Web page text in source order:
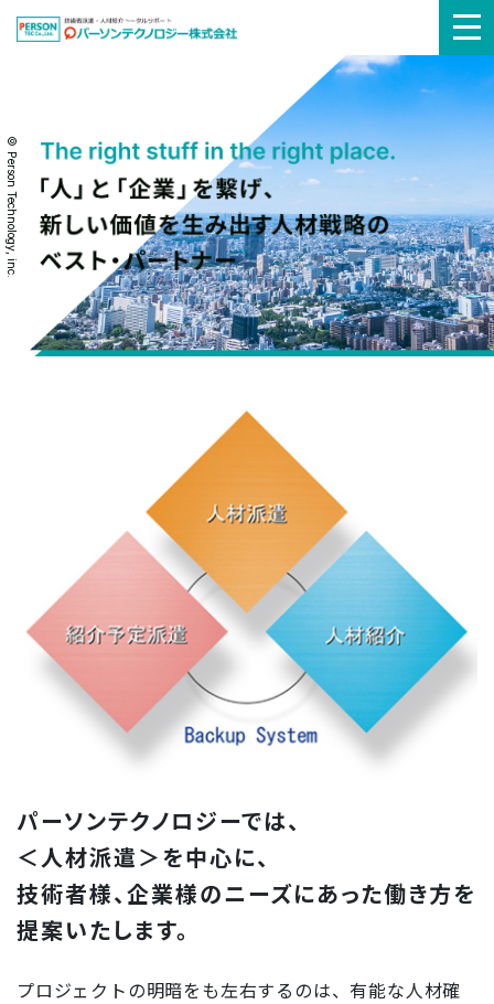
© Person Technology, inc.
パーソンテクノロジーでは、
＜人材派遣＞を中心に、
技術者様、企業様のニーズにあった働き方を
提案いたします。
プロジェクトの明暗をも左右するのは、有能な人材確
メ
ニ
ュ